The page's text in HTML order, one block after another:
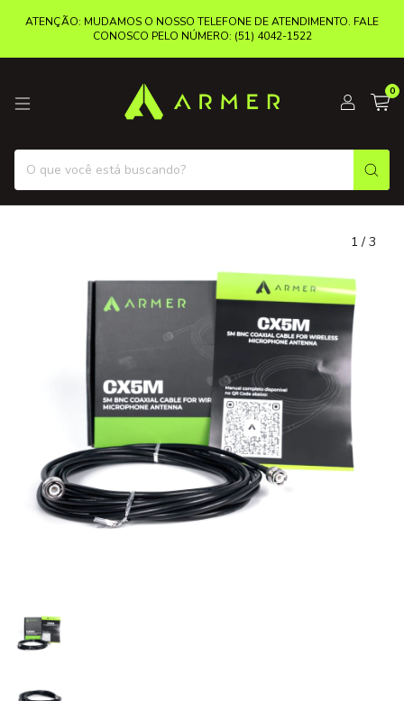
ATENÇÃO: MUDAMOS O NOSSO TELEFONE DE ATENDIMENTO. FALE
CONOSCO PELO NÚMERO: (51) 4042-1522
0
1 / 3